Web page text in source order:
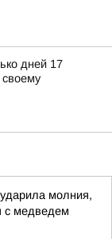
дней 17
своему
молния,
с медведем